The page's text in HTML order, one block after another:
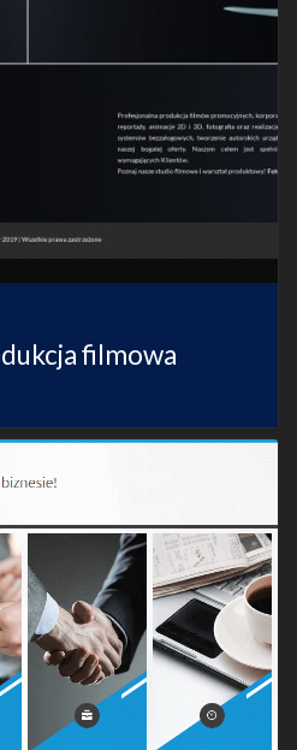
filmowa